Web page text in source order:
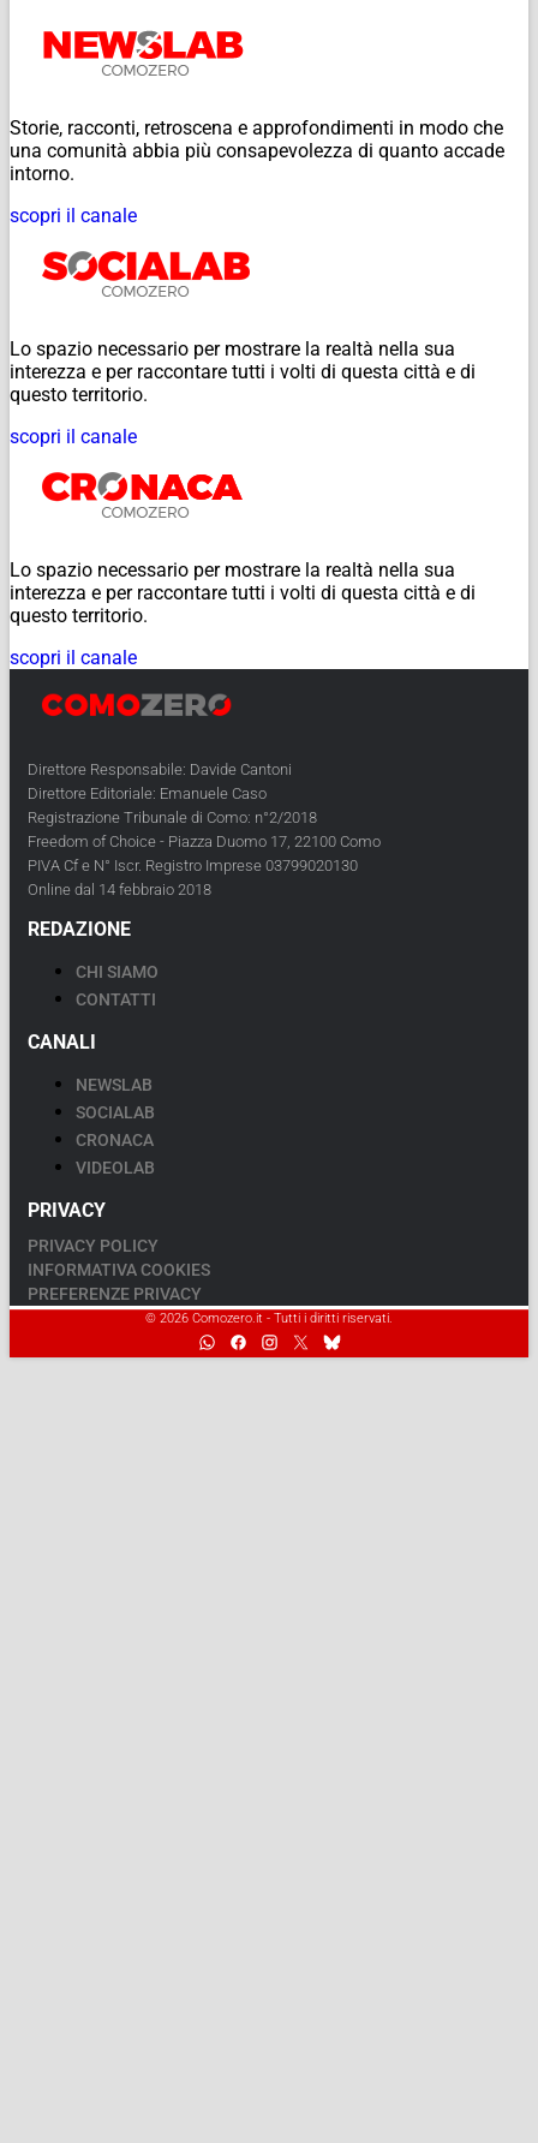
Storie, racconti, retroscena e approfondimenti in modo che
una comunità abbia più consapevolezza di quanto accade
intorno.
scopri il canale
Lo spazio necessario per mostrare la realtà nella sua
interezza e per raccontare tutti i volti di questa città e di
questo territorio.
scopri il canale
Lo spazio necessario per mostrare la realtà nella sua
interezza e per raccontare tutti i volti di questa città e di
questo territorio.
scopri il canale
Direttore Responsabile: Davide Cantoni
Direttore Editoriale: Emanuele Caso
Registrazione Tribunale di Como: n°2/2018
Freedom of Choice - Piazza Duomo 17, 22100 Como
PIVA Cf e N° Iscr. Registro Imprese 03799020130
Online dal 14 febbraio 2018
REDAZIONE
CHI SIAMO
CONTATTI
CANALI
NEWSLAB
SOCIALAB
CRONACA
VIDEOLAB
PRIVACY
PRIVACY POLICY
INFORMATIVA COOKIES
PREFERENZE PRIVACY
© 2026 Comozero.it - Tutti i diritti riservati.